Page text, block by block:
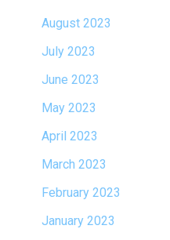
August 2023
July 2023
June 2023
May 2023
April 2023
March 2023
February 2023
January 2023